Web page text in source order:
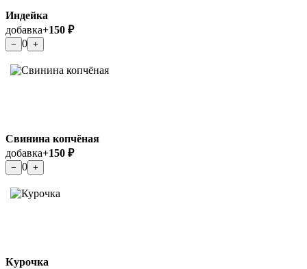
Индейка
добавка+150 ₽
− 0 +
Свинина копчёная
добавка+150 ₽
− 0 +
Курочка